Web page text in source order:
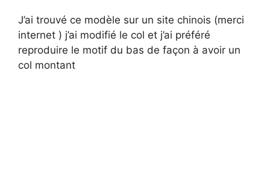
o
J’ai trouvé ce modèle sur un site chinois (merci
internet ) j’ai modifié le col et j’ai préféré
reproduire le motif du bas de façon à avoir un
col montant